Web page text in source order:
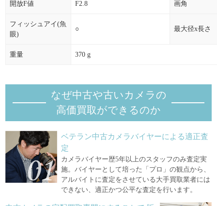
開放F値 F2.8 画角
フィッシュアイ(魚
眼)
○ 最大径x長さ
重量 370 g
なぜ中古や古いカメラの
高価買取ができるのか
ベテラン中古カメラバイヤーによる適正査
定
カメラバイヤー歴5年以上のスタッフのみ査定実
施。バイヤーとして培った「プロ」の観点から、
アルバイトに査定をさせている大手買取業者には
できない、適正かつ公平な査定を行います。